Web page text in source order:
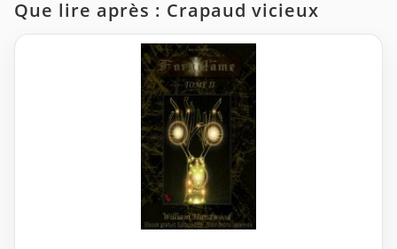
Que lire après : Crapaud vicieux